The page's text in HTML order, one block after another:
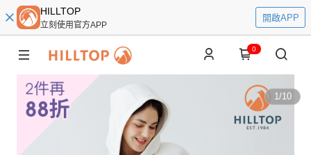
HILLTOP
立刻使用官方APP
開啟APP
0
1/10